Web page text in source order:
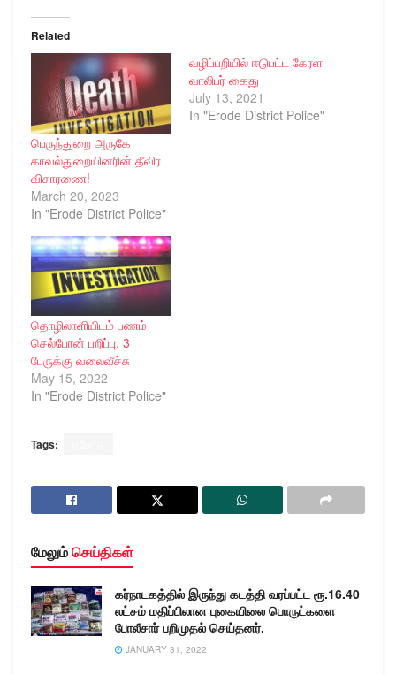
Related
பெருந்துறை அருகே
காவல்துறையினரின் தீவிர
விசாரணை!
March 20, 2023
In "Erode District Police"
வழிப்பறியில் ஈடுபட்ட கேரள
வாலிபர் கைது
July 13, 2021
In "Erode District Police"
தொழிலாளியிடம் பணம்
செல்போன் பறிப்பு, 3
பேருக்கு வலைவீச்சு
May 15, 2022
In "Erode District Police"
Tags:
மேலும்செய்திகள்
கர்நாடகத்தில்‌ இருந்து கடத்தி வரப்பட்ட ரூ.16.40
லட்சம்‌ மதிப்பிலான புகையிலை பொருட்களை
போலீசார் பறிமுதல் செய்தனர்.
JANUARY 31, 2022